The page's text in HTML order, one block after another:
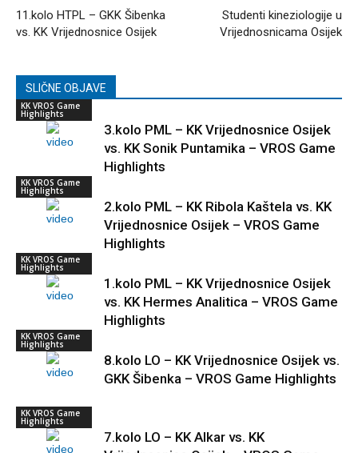
11.kolo HTPL – GKK Šibenka
vs. KK Vrijednosnice Osijek
Studenti kineziologije u
Vrijednosnicama Osijek
SLIČNE OBJAVE
KK VROS Game
Highlights
3.kolo PML – KK Vrijednosnice Osijek
vs. KK Sonik Puntamika – VROS Game
Highlights
KK VROS Game
Highlights
2.kolo PML – KK Ribola Kaštela vs. KK
Vrijednosnice Osijek – VROS Game
Highlights
KK VROS Game
Highlights
1.kolo PML – KK Vrijednosnice Osijek
vs. KK Hermes Analitica – VROS Game
Highlights
KK VROS Game
Highlights
8.kolo LO – KK Vrijednosnice Osijek vs.
GKK Šibenka – VROS Game Highlights
KK VROS Game
Highlights
7.kolo LO – KK Alkar vs. KK